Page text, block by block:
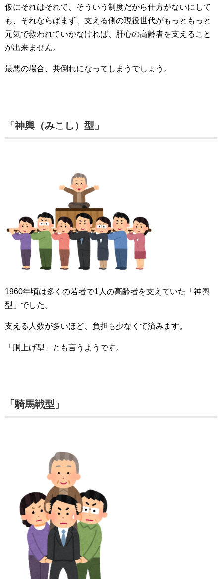
仮にそれはそれで、そういう制度だから仕方がないにして
も、それならばまず、支える側の現役世代がもっともっと
元気で救われていかなければ、肝心の高齢者を支えること
が出来ません。
最悪の場合、共倒れになってしまうでしょう。
「神輿（みこし）型」
1960年頃は多くの若者で1人の高齢者を支えていた「神輿
型」でした。
支える人数が多いほど、負担も少なくて済みます。
「胴上げ型」とも言うようです。
「騎馬戦型」